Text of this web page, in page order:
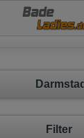
Bade
Filter